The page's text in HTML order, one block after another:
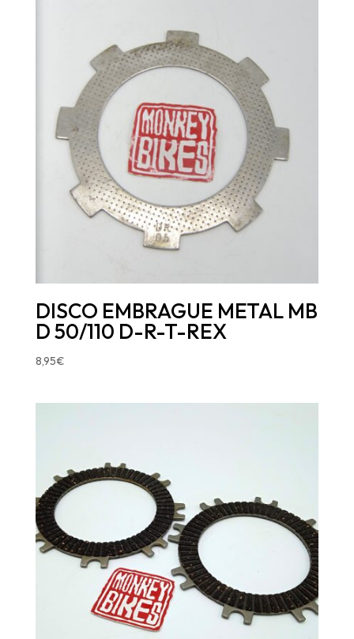
DISCO EMBRAGUE METAL MB
D 50/110 D-R-T-REX
8,95€